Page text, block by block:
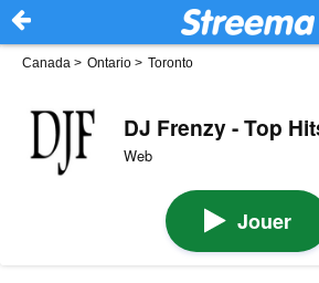
Canada > Ontario > Toronto
DJ Frenzy - Top
Web
Jouer